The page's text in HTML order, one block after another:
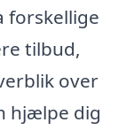
forskellige
tilbud,
over
hjælpe dig